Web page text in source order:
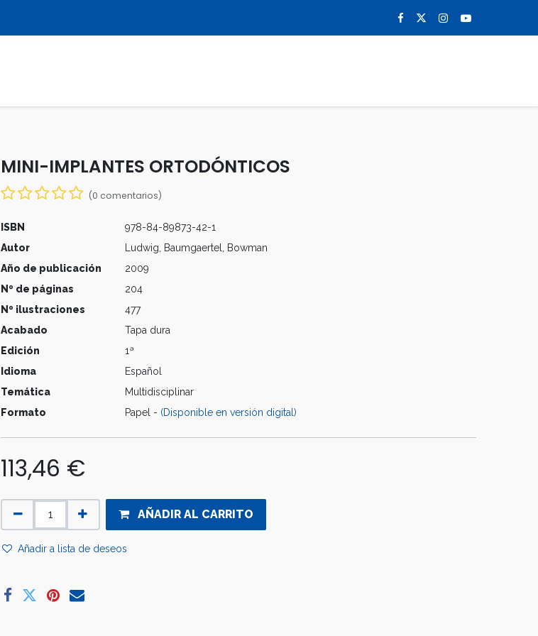
MINI-IMPLANTES ORTODÓNTICOS
(0 comentarios)
ISBN
978-84-89873-42-1
Autor
Ludwig, Baumgaertel, Bowman
Año de publicación
2009
Nº de páginas
204
Nº ilustraciones
477
Acabado
Tapa dura
Edición
1ª
Idioma
Español
Temática
Multidisciplinar
Formato
Papel - (Disponible en versión digital)
113,46 €
AÑADIR AL CARRITO
Añadir a lista de deseos